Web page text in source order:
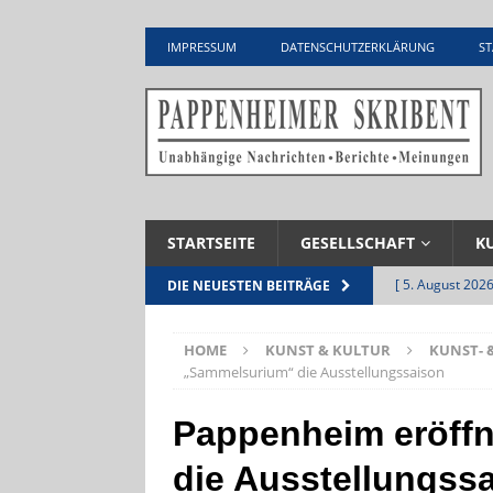
IMPRESSUM DATENSCHUTZERKLÄRUNG
STARTSEITE GESELLSCHAFT
DIE NEUESTEN BEITRÄGE [ 5. August
[ 5. August
[ 4. August
HOME KUNST & KULTUR KUNST-
„Sammelsurium“ die Ausstellungssaison
Pappenheim
die